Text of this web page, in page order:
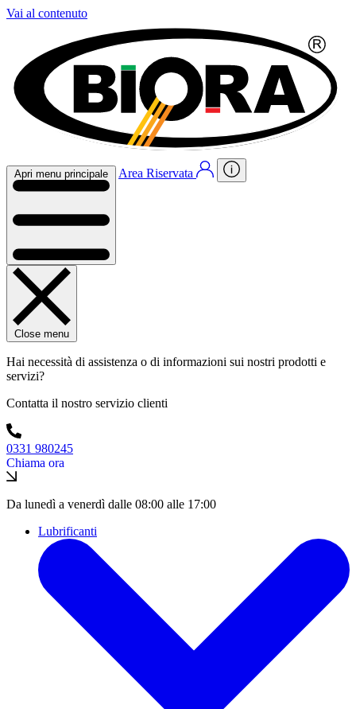
Vai al contenuto
Apri menu principale Area Riservata
Close menu
Hai necessità di assistenza o di informazioni sui nostri prodotti e
servizi?
Contatta il nostro servizio clienti
0331 980245
Chiama ora
Da lunedì a venerdì dalle 08:00 alle 17:00
Lubrificanti